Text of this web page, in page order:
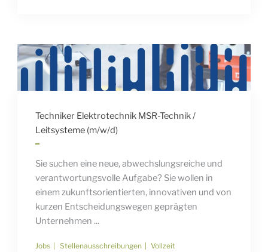
Techniker Elektrotechnik MSR-Technik /
Leitsysteme (m/w/d)
Sie suchen eine neue, abwechslungsreiche und
verantwortungsvolle Aufgabe? Sie wollen in
einem zukunftsorientierten, innovativen und von
kurzen Entscheidungswegen geprägten
Unternehmen ...
Jobs Stellenausschreibungen Vollzeit